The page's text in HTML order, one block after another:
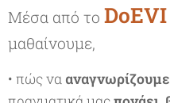
Μέσα από το DoEVI
μαθαίνουμε,
• πώς να αναγνωρίζουμε